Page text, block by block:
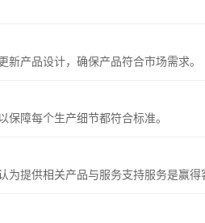
产品设计，确保产品符合市场需求。
障每个生产细节都符合标准。
提供相关产品与服务支持服务是赢得